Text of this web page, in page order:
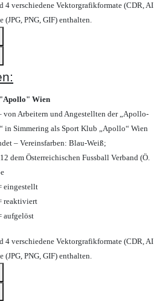
4 verschiedene Vektorgrafikformate (CDR, AI
(JPG, PNG, GIF) enthalten.
Wien
von Arbeitern und Angestellten der „Apollo-
in Simmering als Sport Klub „Apollo“ Wien
– Vereinsfarben: Blau-Weiß;
dem Österreichischen Fussball Verband (Ö.
eingestellt
reaktiviert
aufgelöst
4 verschiedene Vektorgrafikformate (CDR, AI
PNG, GIF) enthalten.